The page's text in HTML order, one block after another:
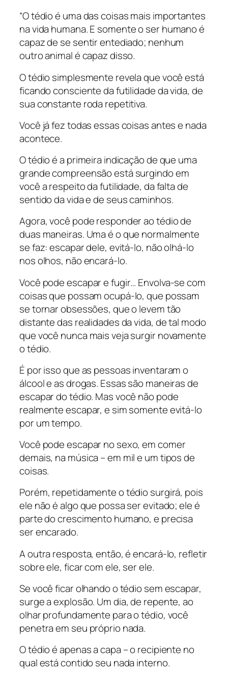
“O tédio é uma das coisas mais importantes
na vida humana. E somente o ser humano é
capaz de se sentir entediado; nenhum
outro animal é capaz disso.
O tédio simplesmente revela que você está
ficando consciente da futilidade da vida, de
sua constante roda repetitiva.
Você já fez todas essas coisas antes e nada
acontece.
O tédio é a primeira indicação de que uma
grande compreensão está surgindo em
você a respeito da futilidade, da falta de
sentido da vida e de seus caminhos.
Agora, você pode responder ao tédio de
duas maneiras. Uma é o que normalmente
se faz: escapar dele, evitá-lo, não olhá-lo
nos olhos, não encará-lo.
Você pode escapar e fugir… Envolva-se com
coisas que possam ocupá-lo, que possam
se tornar obsessões, que o levem tão
distante das realidades da vida, de tal modo
que você nunca mais veja surgir novamente
o tédio.
É por isso que as pessoas inventaram o
álcool e as drogas. Essas são maneiras de
escapar do tédio. Mas você não pode
realmente escapar, e sim somente evitá-lo
por um tempo.
Você pode escapar no sexo, em comer
demais, na música – em mil e um tipos de
coisas.
Porém, repetidamente o tédio surgirá, pois
ele não é algo que possa ser evitado; ele é
parte do crescimento humano, e precisa
ser encarado.
A outra resposta, então, é encará-lo, refletir
sobre ele, ficar com ele, ser ele.
Se você ficar olhando o tédio sem escapar,
surge a explosão. Um dia, de repente, ao
olhar profundamente para o tédio, você
penetra em seu próprio nada.
O tédio é apenas a capa – o recipiente no
qual está contido seu nada interno.